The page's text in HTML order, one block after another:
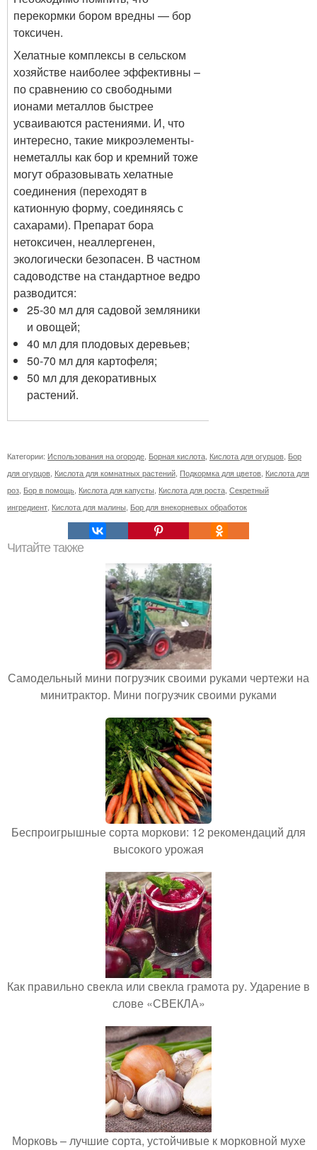
перекормки бором вредны — бор
токсичен.
Хелатные комплексы в сельском
хозяйстве наиболее эффективны –
по сравнению со свободными
ионами металлов быстрее
усваиваются растениями. И, что
интересно, такие микроэлементы-
неметаллы как бор и кремний тоже
могут образовывать хелатные
соединения (переходят в
катионную форму, соединяясь с
сахарами). Препарат бора
нетоксичен, неаллергенен,
экологически безопасен. В частном
садоводстве на стандартное ведро
разводится:
25-30 мл для садовой земляники
и овощей;
40 мл для плодовых деревьев;
50-70 мл для картофеля;
50 мл для декоративных
растений.
Категории: Использования на огороде Борная кислота Кислота для огурцов Бор
для огурцов Кислота для комнатных растений Подкормка для цветов Кислота для
роз Бор в помощь Кислота для капусты Кислота для роста Секретный
ингредиент Кислота для малины Бор для внекорневых обработок
Читайте также
Самодельный мини погрузчик своими руками чертежи на
минитрактор. Мини погрузчик своими руками
Беспроигрышные сорта моркови: 12 рекомендаций для
высокого урожая
Как правильно свекла или свекла грамота ру. Ударение в
слове «СВЕКЛА»
Морковь – лучшие сорта, устойчивые к морковной мухе